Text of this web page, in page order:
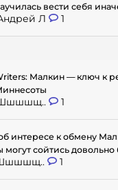
вести себя
Л 1
Малкин — ключ к
1
интересе к обмену
могут сойтись довольно
1